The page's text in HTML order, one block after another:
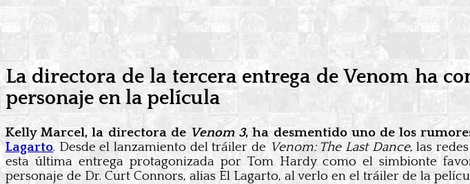
La directora de la tercera entrega de Venom ha
personaje en la película
Kelly Marcel, la directora de Venom 3, ha desmentido uno de los
Lagarto. Desde el lanzamiento del tráiler de Venom: The Last Dance, las
esta última entrega protagonizada por Tom Hardy como el simbionte
personaje de Dr. Curt Connors, alias El Lagarto, al verlo en el tráiler de la